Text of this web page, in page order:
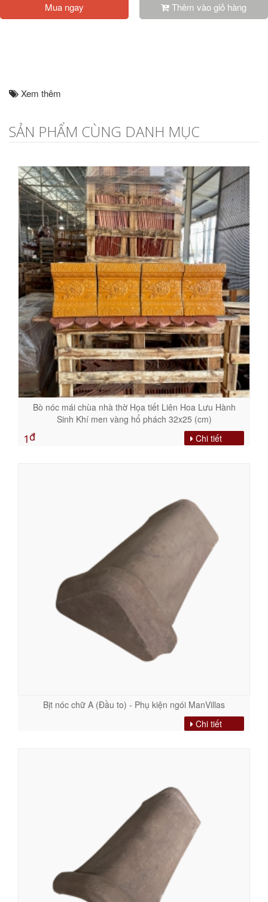
Mua ngay Thêm vào giỏ hàng
Xem thêm
SẢN PHẨM CÙNG DANH MỤC
Bò nóc mái chùa nhà thờ Họa tiết Liên Hoa Lưu Hành
Sinh Khí men vàng hổ phách 32x25 (cm)
1đ Chi tiết
Bịt nóc chữ A (Đầu to) - Phụ kiện ngói ManVillas
Chi tiết